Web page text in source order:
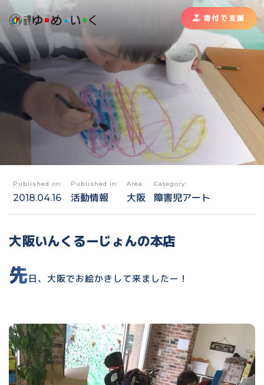
寄付で支援
Published on:
2018.04.16
Published in:
活動情報
Area:
大阪
Category:
障害児アート
大阪いんくるーじょんの本店
先日、大阪でお絵かきして来ましたー！